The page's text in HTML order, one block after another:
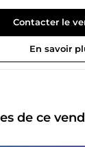
des sites
conversion. ✅
SEO
mesure, claires,
projet est
Contacter le
En savoir
de ce